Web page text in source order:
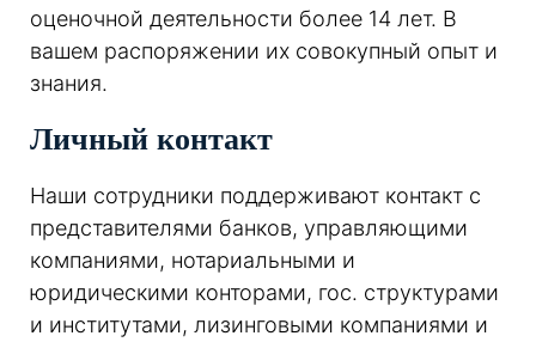
оценочной деятельности более 14 лет. В
вашем распоряжении их совокупный опыт и
знания.
Личный контакт
Наши сотрудники поддерживают контакт с
представителями банков, управляющими
компаниями, нотариальными и
юридическими конторами, гос. структурами
и институтами, лизинговыми компаниями и